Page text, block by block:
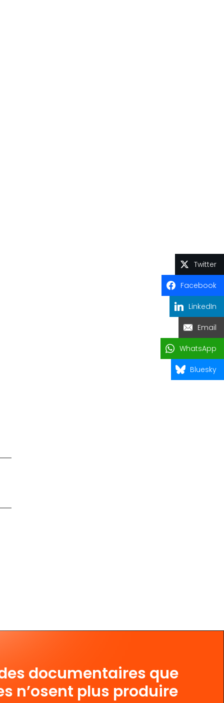
documentaires que
n’osent plus produire
Twitter
Facebook
LinkedIn
Email
WhatsApp
Bluesky